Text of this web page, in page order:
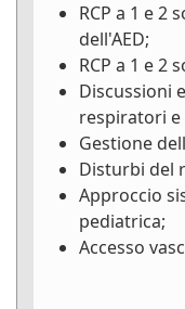
RCP a 1 e 2
dell'AED;
RCP a 1 e 2
Discussioni
respiratori e
Gestione
Disturbi del
Approccio
pediatrica;
Accesso